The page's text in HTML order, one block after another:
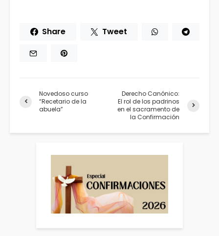
Share Tweet
Novedoso curso
“Recetario de la
abuela”
Derecho Canónico:
El rol de los padrinos
en el sacramento de
la Confirmación